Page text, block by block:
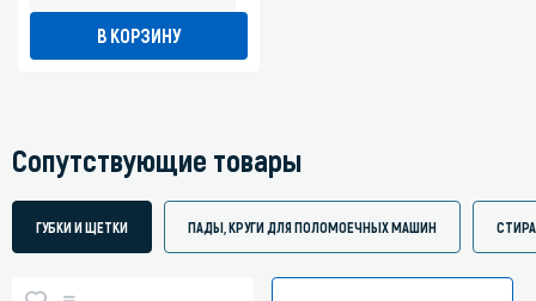
В КОРЗИНУ
Сопутствующие товары
ГУБКИ И ЩЕТКИ ПАДЫ, КРУГИ ДЛЯ ПОЛОМОЕЧНЫХ МАШИН